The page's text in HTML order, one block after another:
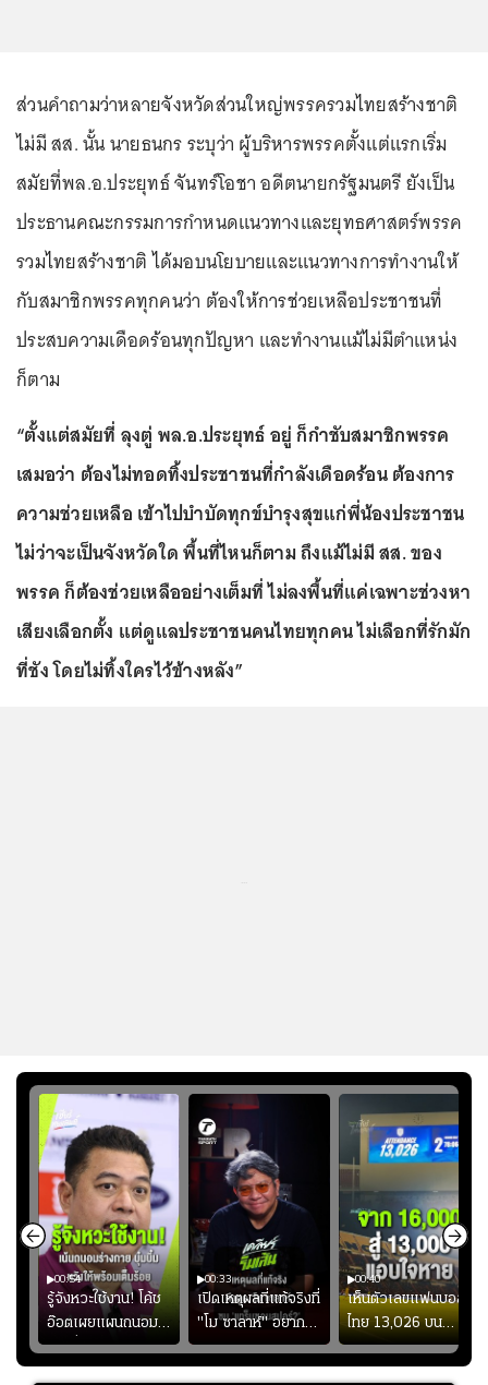
ส่วนคำถามว่าหลายจังหวัดส่วนใหญ่พรรครวมไทยสร้างชาติ
ไม่มี สส. นั้น นายธนกร ระบุว่า ผู้บริหารพรรคตั้งแต่แรกเริ่ม
สมัยที่พล.อ.ประยุทธ์ จันทร์โอชา อดีตนายกรัฐมนตรี ยังเป็น
ประธานคณะกรรมการกำหนดแนวทางและยุทธศาสตร์พรรค
รวมไทยสร้างชาติ ได้มอบนโยบายและแนวทางการทำงานให้
กับสมาชิกพรรคทุกคนว่า ต้องให้การช่วยเหลือประชาชนที่
ประสบความเดือดร้อนทุกปัญหา และทำงานแม้ไม่มีตำแหน่ง
ก็ตาม
“ตั้งแต่สมัยที่ ลุงตู่ พล.อ.ประยุทธ์ อยู่ ก็กำชับสมาชิกพรรค
เสมอว่า ต้องไม่ทอดทิ้งประชาชนที่กำลังเดือดร้อน ต้องการ
ความช่วยเหลือ เข้าไปบำบัดทุกข์บำรุงสุขแก่พี่น้องประชาชน
ไม่ว่าจะเป็นจังหวัดใด พื้นที่ไหนก็ตาม ถึงแม้ไม่มี สส. ของ
พรรค ก็ต้องช่วยเหลืออย่างเต็มที่ ไม่ลงพื้นที่แค่เฉพาะช่วงหา
เสียงเลือกตั้ง แต่ดูแลประชาชนคนไทยทุกคน ไม่เลือกที่รักมัก
ที่ชัง โดยไม่ทิ้งใครไว้ข้างหลัง”
00:54
รู้จังหวะใช้งาน! โค้ช
อ๊อตเผยแผนถนอม
“บุ๋มบิ๋ม” เพื่อรักษา
ร่างกายให้พร้อมที่สุด
00:33
เปิดเหตุผลที่แท้จริงที่
"โม ซาลาห์" อยาก
ย้ายซบ "แทร็บซอนส
ปอร์"
00:40
เห็นตัวเลขแฟนบอล
ไทย 13,026 บน
สกอร์บอร์ดแล้วแอบ
ใจหาย น้อยกว่านัดที่